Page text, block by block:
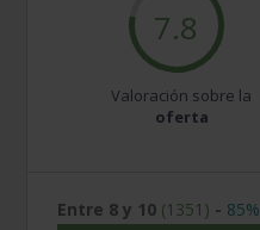
7.8
Valoración sobre la
oferta
Entre 8 y 10 (1351) - 85%